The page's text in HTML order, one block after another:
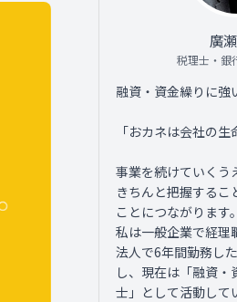
廣
税理士・銀
融資・資金繰りに強
「おカネは会社の生
事業を続けていくう
きちんと把握するこ
ことにつながります。
私は一般企業で経理
法人で6年間勤務し
し、現在は「融資
士」として活動して